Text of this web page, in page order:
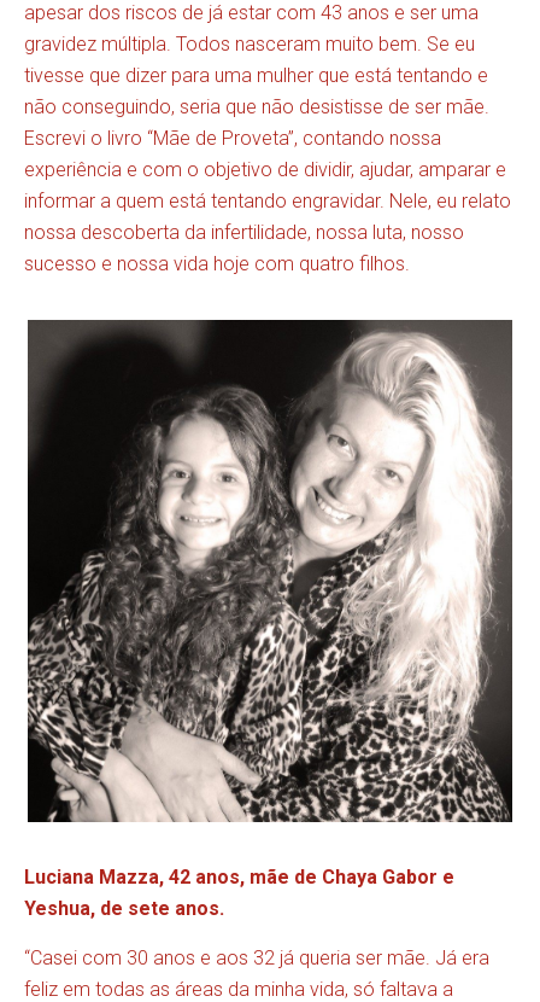
apesar dos riscos de já estar com 43 anos e ser uma
gravidez múltipla. Todos nasceram muito bem. Se eu
tivesse que dizer para uma mulher que está tentando e
não conseguindo, seria que não desistisse de ser mãe.
Escrevi o livro “Mãe de Proveta”, contando nossa
experiência e com o objetivo de dividir, ajudar, amparar e
informar a quem está tentando engravidar. Nele, eu relato
nossa descoberta da infertilidade, nossa luta, nosso
sucesso e nossa vida hoje com quatro filhos.
Luciana Mazza, 42 anos, mãe de Chaya Gabor e
Yeshua, de sete anos.
“Casei com 30 anos e aos 32 já queria ser mãe. Já era
feliz em todas as áreas da minha vida, só faltava a